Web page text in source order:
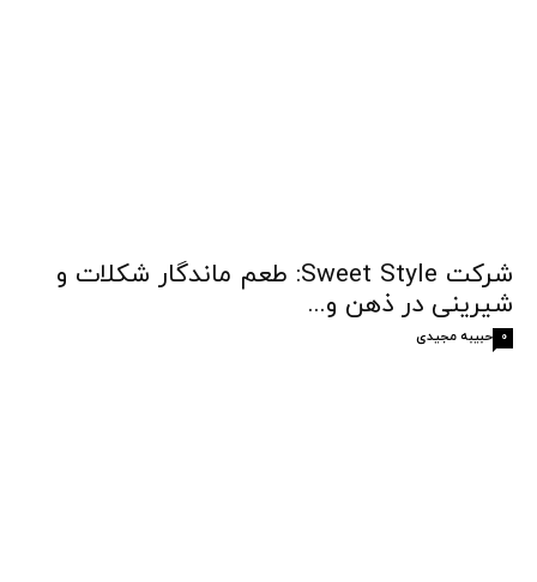
شرکت Sweet Style: طعم ماندگار شکلات و
شیرینی در ذهن و...
حبیبه مجیدی 0